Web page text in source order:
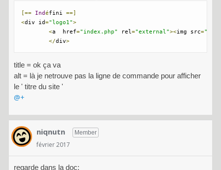
[== Indéfini ==]
<div id="logo1">
<a  href="index.php" rel="external"><img src=
</div>
title = ok ça va
alt = là je netrouve pas la ligne de commande pour afficher
le ' titre du site '
@+
niqnutn Member
février 2017
regarde dans la doc: